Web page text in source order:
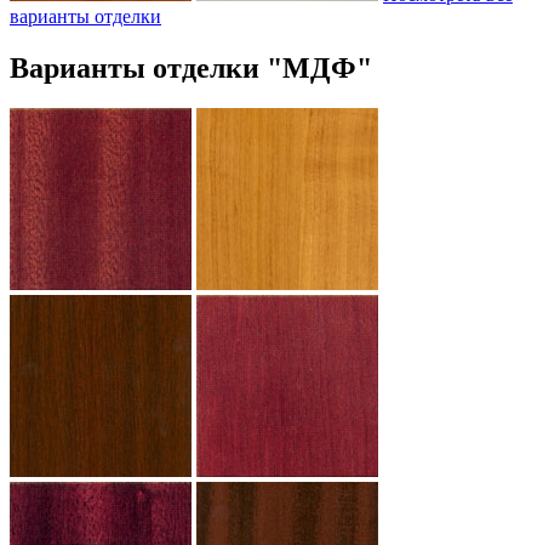
варианты отделки
Варианты отделки "МДФ"